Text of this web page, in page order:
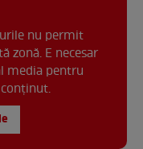
nu permit
zonă. E necesar
media pentru